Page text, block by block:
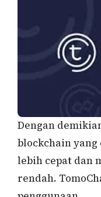
Dengan
blockchain yang
lebih cepat dan
rendah.